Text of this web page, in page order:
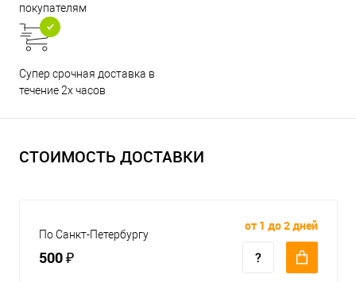
покупателям
Супер срочная доставка в
течение 2х часов
СТОИМОСТЬ ДОСТАВКИ
По Санкт-Петербургу
500 ₽
от 1 до 2 дней